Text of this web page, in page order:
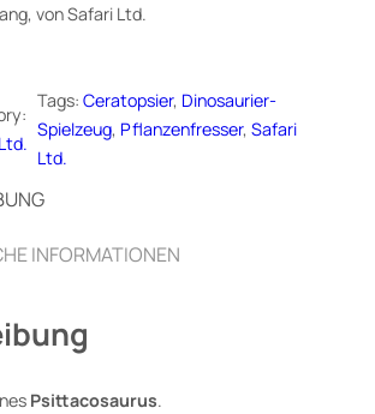
von Safari Ltd.
Tags: Ceratopsier, Dinosaurier-
Spielzeug, Pflanzenfresser, Safari
Ltd.
INFORMATIONEN
Psittacosaurus.